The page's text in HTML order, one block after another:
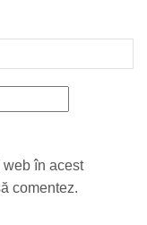
în acest
comentez.